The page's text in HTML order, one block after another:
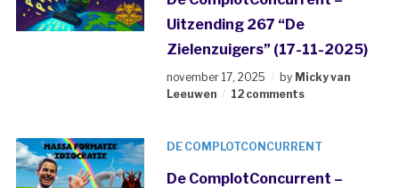
Uitzending 267 “De
Zielenzuigers” (17-11-2025)
november 17, 2025 by Micky van
Leeuwen
12 comments
DE COMPLOTCONCURRENT
De ComplotConcurrent –